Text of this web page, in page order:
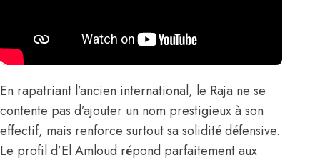
En rapatriant l’ancien international, le Raja ne se
contente pas d’ajouter un nom prestigieux à son
effectif, mais renforce surtout sa solidité défensive.
Le profil d’El Amloud répond parfaitement aux